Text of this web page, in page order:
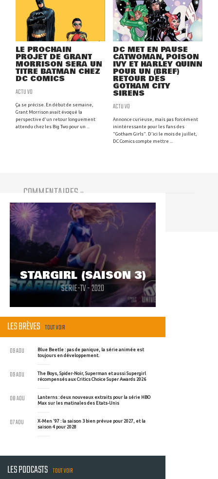
LE PROCHAIN
PROJET DE GRANT
MORRISON SERA UN
TITRE BATMAN CHEZ
DC COMICS
ACTU VO
Ça se précise. En début de semaine,
Grant Morrison avait évoqué la
perspective d'un retour longuement
attendu chez les Big Two pour un ...
DC MET EN PAUSE
CATWOMAN, POISON
IVY ET HARLEY QUINN
POUR UN (BREF)
RETOUR DES
GOTHAM CITY
SIRENS
ACTU VO
Annonce curieuse, mais pas forcément
inintéressante pour les fans des
"Gotham Girls". D'ici le mois de juillet,
DC Comics compte mettre ...
COMMENTAIRES (0)
Vous devez être connecté pour participer
STARGIRL (SAISON 3)
SERIE-TV - 2020
LES BRÈVES TOUT VOIR
Blue Beetle : pas de panique, la série animée est
toujours en développement.
09 AOU
The Boys, Spider-Noir, Superman et aussi Supergirl
récompensés aux Critics Choice Super Awards 2026
09 AOU
Lanterns : deux nouveaux extraits pour la série HBO
Max sur les matinales des Etats-Unis
08 AOU
X-Men '97 : la saison 3 bien prévue pour 2027, et la
saison 4 pour 2028
07 AOU
LES PODCASTS TOUT VOIR